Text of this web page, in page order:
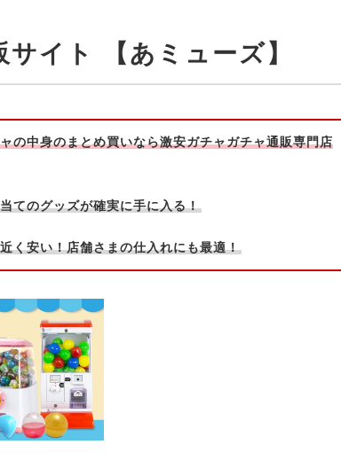
イト 【あミューズ】
の中身のまとめ買いなら激安ガチャガチャ通販専門店
てのグッズが確実に手に入る！
く安い！店舗さまの仕入れにも最適！